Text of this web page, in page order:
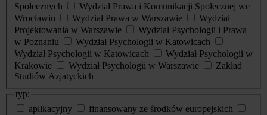
Społecznych
Wydział Prawa i Komunikacji Społecznej we
Wrocławiu
Wydział Prawa w Warszawie
Wydział
Projektowania w Warszawie
Wydział Psychologii i Prawa
w Poznaniu
Wydział Psychologii w Katowicach
Wydział Psychologii w Katowicach
Wydział Psychologii w
Krakowie
Wydział Psychologii w Warszawie
Zakład
Studiów Azjatyckich
typ:
aplikacyjny
finansowany ze środków europejskich